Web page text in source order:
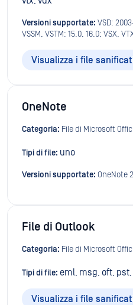
Versioni supportate: VSD:
VSSM, VSTM: 15.0, 16.0; VSX,
Visualizza i file
OneNote
Categoria: File di Microsoft
Tipi di file: uno
Versioni supportate: OneNote
File di Outlook
Categoria: File di Microsoft
Tipi di file: eml, msg, oft, pst,
Visualizza i file